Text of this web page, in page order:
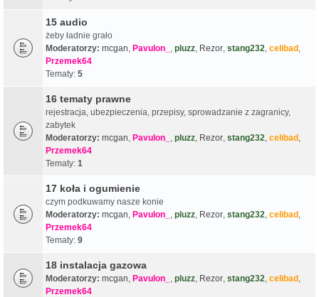
15 audio
żeby ładnie grało
Moderatorzy: mcgan, Pavulon_ , pluzz, Rezor, stang232, celibad,
Przemek64
Tematy: 5
16 tematy prawne
rejestracja, ubezpieczenia, przepisy, sprowadzanie z zagranicy,
zabytek
Moderatorzy: mcgan, Pavulon_ , pluzz, Rezor, stang232, celibad,
Przemek64
Tematy: 1
17 koła i ogumienie
czym podkuwamy nasze konie
Moderatorzy: mcgan, Pavulon_ , pluzz, Rezor, stang232, celibad,
Przemek64
Tematy: 9
18 instalacja gazowa
Moderatorzy: mcgan, Pavulon_ , pluzz, Rezor, stang232, celibad,
Przemek64